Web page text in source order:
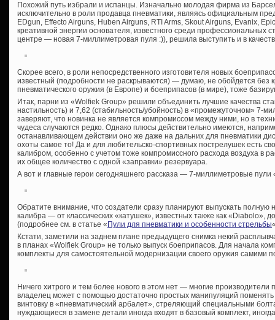
Похожий путь избрали и испанцы. Изначально молодая фирма из
исключительно в роли продавца пневматики, являясь официальным
EDgun, Effecto Airguns, Huben Airguns, RTI Arms, Skout Airguns, Evanix,
креативной энергии основателя, известного среди профессиональных
центре — новая 7-миллиметровая пуля :)), решила выступить и в
Скорее всего, в роли непосредственного изготовителя новых
известный (подробности не раскрываются) — думаю, не обойдется без
пневматического оружия (в Европе) и боеприпасов (в мире), тоже
Итак, парни из «Wolfiek Group» решили объединить лучшие качества
настильность) и 7,62 (стабильность/убойность) в «промежуточном» 7-
заверяют, что новинка не является компромиссом между ними, но в
чудеса случаются редко. Однако плюсы действительно имеются,
останавливающем действии оно же даже на дальних для пневматики
охоты самое то! Да и для любительско-спортивных пострелушек есть
калибром, особенно с учетом тоже компромиссного расхода воздуха в
их общее количество с одной «заправки» резервуара.
А вот и главные герои сегодняшнего рассказа — 7-миллиметровые пули
Обратите внимание, что создатели сразу планируют выпускать полную
калибра — от классических «катушек», известных также как «Diabolo»,
(подробнее см. в статье « Пули для пневматики и особенности стрельбы
Кстати, заметили на заднем плане предыдущего снимка некий
в планах «Wolfiek Group» не только выпуск боеприпасов. Для начала
комплекты для самостоятельной модернизации своего оружия самими
Ничего хитрого и тем более нового в этом нет — многие
владелец может с помощью достаточно простых манипуляций
винтовку в «пневматический арбалет», стреляющий специальными
нуждающиеся в замене детали иногда входят в базовый комплект,